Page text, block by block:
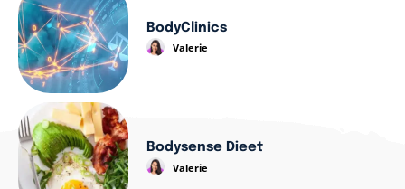
BodyClinics
Valerie
Bodysense Dieet
Valerie